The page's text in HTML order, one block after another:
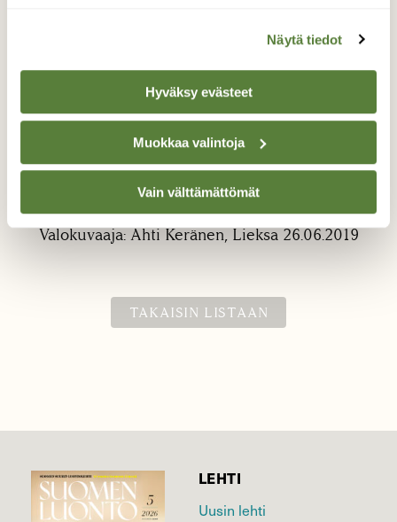
Näytä tiedot
Hyväksy evästeet
Muokkaa valintoja
Vain välttämättömät
Puhdasta!!!
...naava kertonee ilman puhtaudesta...
Valokuvaaja: Ahti Keränen, Lieksa 26.06.2019
TAKAISIN LISTAAN
LEHTI
Uusin lehti